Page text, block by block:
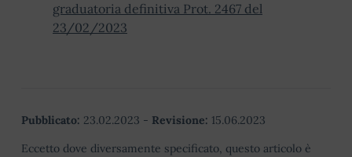
graduatoria definitiva Prot. 2467 del
23/02/2023
Pubblicato: 23.02.2023 - Revisione: 15.06.2023
Eccetto dove diversamente specificato, questo articolo è